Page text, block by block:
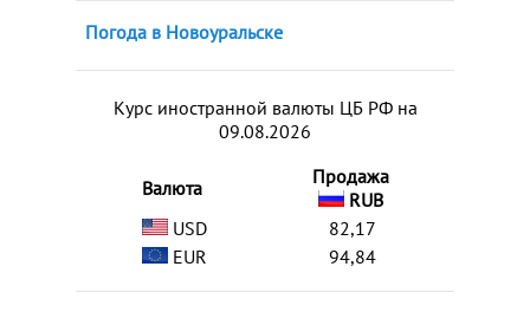
Погода в Новоуральске
Курс иностранной валюты ЦБ РФ на
09.08.2026
Валюта
Продажа
RUB
USD
82,17
EUR
94,84